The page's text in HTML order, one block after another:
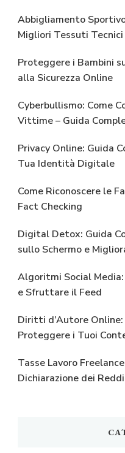
Abbigliamento
Migliori Tessuti
Proteggere i Bambini
alla Sicurezza Online
Cyberbullismo: Come
Vittime – Guida
Privacy Online: Guida
Tua Identità Digitale
Come Riconoscere le
Fact Checking
Digital Detox: Guida
sullo Schermo e
Algoritmi Social
e Sfruttare il Feed
Diritti d’Autore
Proteggere i Tuoi
Tasse Lavoro
Dichiarazione dei